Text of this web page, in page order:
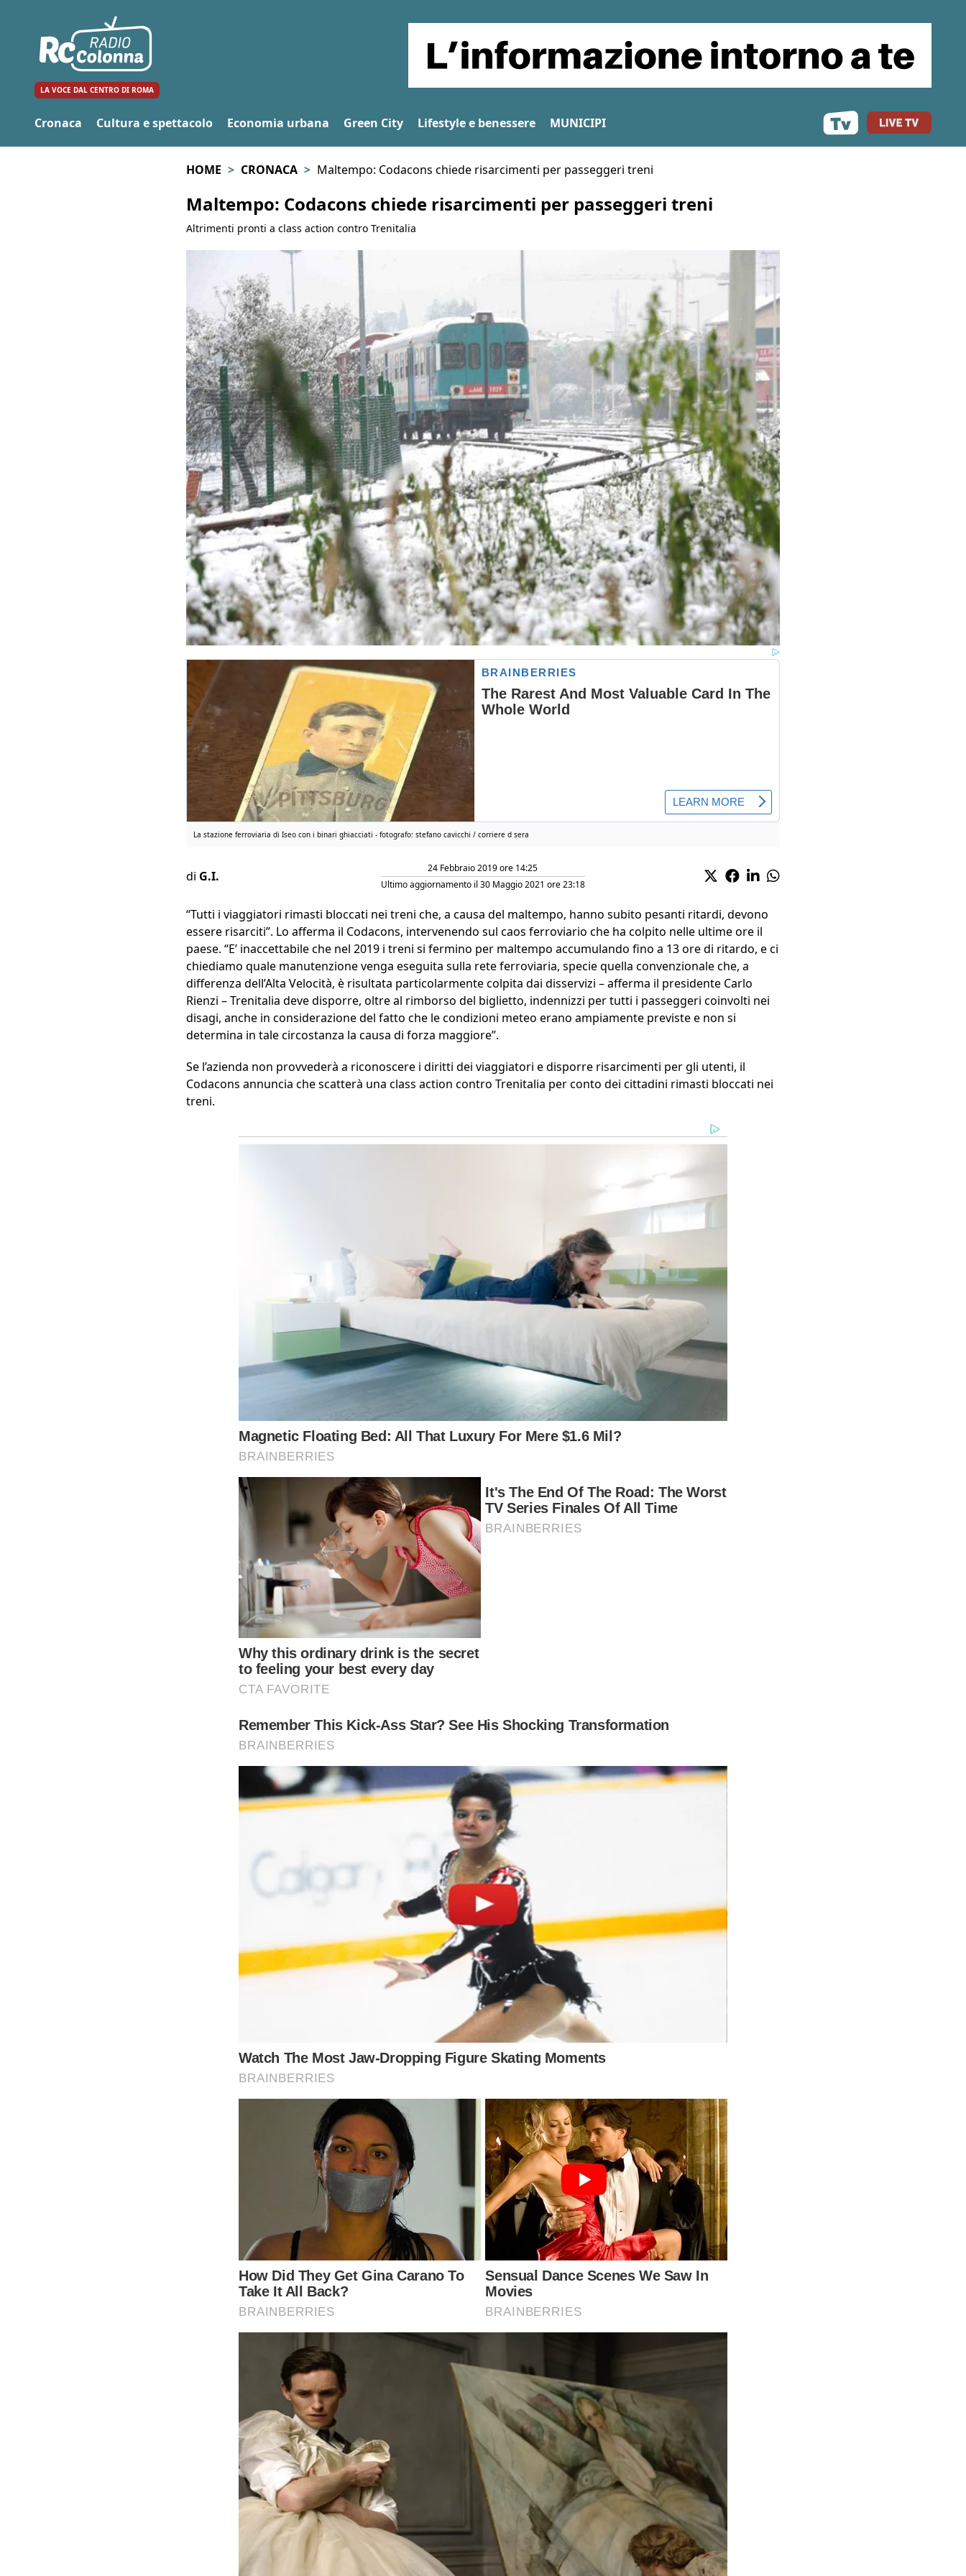
LA VOCE DAL CENTRO DI ROMA
Cronaca Cultura e spettacolo Economia urbana Green City Lifestyle e benessere MUNICIPI
HOME CRONACA Maltempo: Codacons chiede risarcimenti per passeggeri treni
Maltempo: Codacons chiede risarcimenti per passeggeri treni
Altrimenti pronti a class action contro Trenitalia
La stazione ferroviaria di Iseo con i binari ghiacciati - fotografo: stefano cavicchi / corriere d sera
di G.I.
24 Febbraio 2019 ore 14:25
Ultimo aggiornamento il 30 Maggio 2021 ore 23:18
“Tutti i viaggiatori rimasti bloccati nei treni che, a causa del maltempo, hanno subito pesanti ritardi, devono
essere risarciti”. Lo afferma il Codacons, intervenendo sul caos ferroviario che ha colpito nelle ultime ore il
paese. “E’ inaccettabile che nel 2019 i treni si fermino per maltempo accumulando fino a 13 ore di ritardo, e ci
chiediamo quale manutenzione venga eseguita sulla rete ferroviaria, specie quella convenzionale che, a
differenza dell’Alta Velocità, è risultata particolarmente colpita dai disservizi – afferma il presidente Carlo
Rienzi – Trenitalia deve disporre, oltre al rimborso del biglietto, indennizzi per tutti i passeggeri coinvolti nei
disagi, anche in considerazione del fatto che le condizioni meteo erano ampiamente previste e non si
determina in tale circostanza la causa di forza maggiore”.
Se l’azienda non provvederà a riconoscere i diritti dei viaggiatori e disporre risarcimenti per gli utenti, il
Codacons annuncia che scatterà una class action contro Trenitalia per conto dei cittadini rimasti bloccati nei
treni.